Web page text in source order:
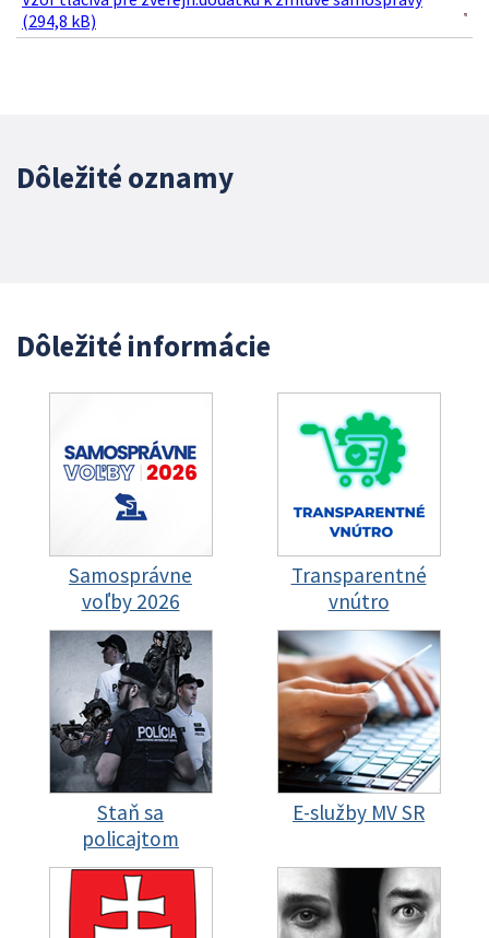
(294,8 kB)
Dôležité oznamy
Dôležité informácie
Samosprávne
voľby 2026
Transparentné
vnútro
Staň sa
policajtom
E-služby MV SR